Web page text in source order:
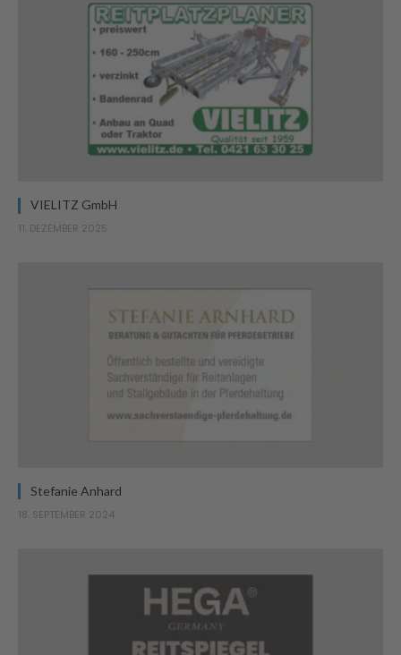
VIELITZ GmbH
11. DEZEMBER 2025
Stefanie Anhard
18. SEPTEMBER 2024